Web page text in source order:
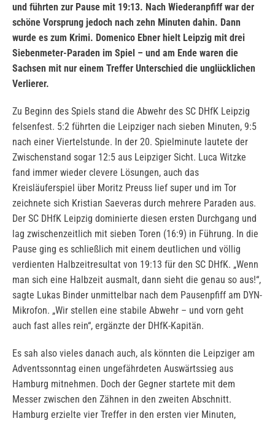
und führten zur Pause mit 19:13. Nach Wiederanpfiff war der
schöne Vorsprung jedoch nach zehn Minuten dahin. Dann
wurde es zum Krimi. Domenico Ebner hielt Leipzig mit drei
Siebenmeter-Paraden im Spiel – und am Ende waren die
Sachsen mit nur einem Treffer Unterschied die unglücklichen
Verlierer.
Zu Beginn des Spiels stand die Abwehr des SC DHfK Leipzig
felsenfest. 5:2 führten die Leipziger nach sieben Minuten, 9:5
nach einer Viertelstunde. In der 20. Spielminute lautete der
Zwischenstand sogar 12:5 aus Leipziger Sicht. Luca Witzke
fand immer wieder clevere Lösungen, auch das
Kreisläuferspiel über Moritz Preuss lief super und im Tor
zeichnete sich Kristian Saeveras durch mehrere Paraden aus.
Der SC DHfK Leipzig dominierte diesen ersten Durchgang und
lag zwischenzeitlich mit sieben Toren (16:9) in Führung. In die
Pause ging es schließlich mit einem deutlichen und völlig
verdienten Halbzeitresultat von 19:13 für den SC DHfK. „Wenn
man sich eine Halbzeit ausmalt, dann sieht die genau so aus!“,
sagte Lukas Binder unmittelbar nach dem Pausenpfiff am DYN-
Mikrofon. „Wir stellen eine stabile Abwehr – und vorn geht
auch fast alles rein“, ergänzte der DHfK-Kapitän.
Es sah also vieles danach auch, als könnten die Leipziger am
Adventssonntag einen ungefährdeten Auswärtssieg aus
Hamburg mitnehmen. Doch der Gegner startete mit dem
Messer zwischen den Zähnen in den zweiten Abschnitt.
Hamburg erzielte vier Treffer in den ersten vier Minuten,